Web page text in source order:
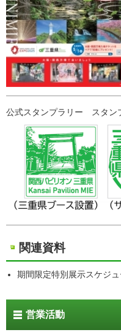
公式スタンプラリー スタン
関連資料
期間限定特別展示スケジ
営業活動